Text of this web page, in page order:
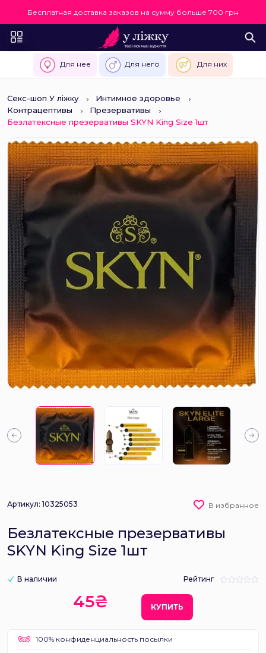
Бесплатная доставка заказов на сумму больше 700 грн
Для нее Для него Для них
Секс-шоп У ліжку
Интимное здоровье
Контрацептивы
Презервативы
Безлатексные презервативы SKYN King Size 1шт
Артикул: 10325053 В избранное
Безлатексные презервативы
SKYN King Size 1шт
В наличии Рейтинг
45₴ КУПИТЬ
100% конфиденциальность посылки